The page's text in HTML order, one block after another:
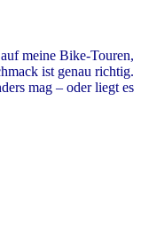
meine Bike-Touren,
ist genau richtig.
mag – oder liegt es